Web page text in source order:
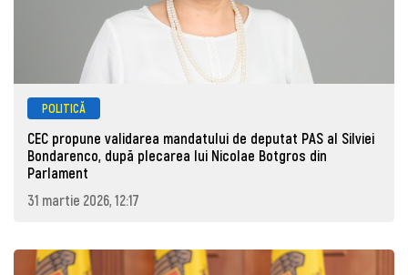
POLITICĂ
CEC propune validarea mandatului de deputat PAS al Silviei
Bondarenco, după plecarea lui Nicolae Botgros din
Parlament
31 martie 2026, 12:17